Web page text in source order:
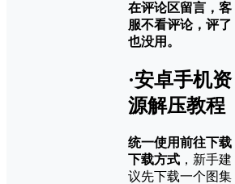
在评论区留言，客
服不看评论，评了
也没用。
·安卓手机资
源解压教程
统一使用前往下载
下载方式 ，新手建
议先下载一个图集